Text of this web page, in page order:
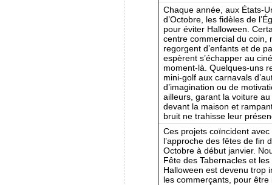
Chaque année, aux États-
d’Octobre, les fidèles de
pour éviter Halloween.
centre commercial du coin,
regorgent d’enfants et de
espèrent s’échapper au
moment-là. Quelques-uns
mini-golf aux carnavals
d’imagination ou de
ailleurs, garant la voiture
devant la maison et
bruit ne trahisse leur
Ces projets coïncident
l’approche des fêtes de fin
Octobre à début janvier.
Fête des Tabernacles et
Halloween est devenu trop
les commerçants, pour